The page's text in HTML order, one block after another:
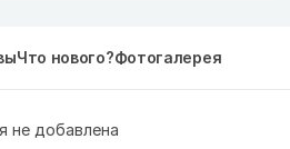
Что нового?Фотогалерея
не добавлена